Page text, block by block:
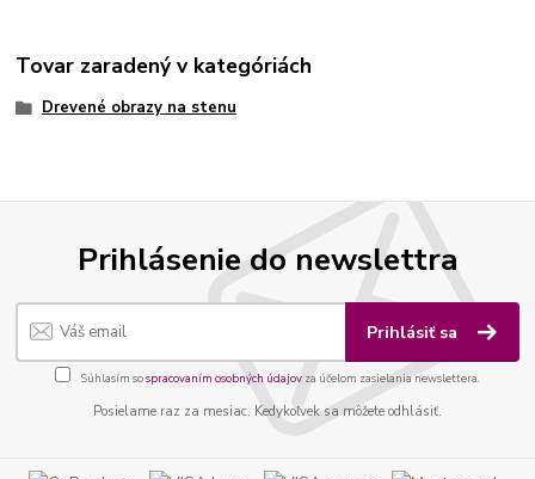
Tovar zaradený v kategóriách
Drevené obrazy na stenu
Prihlásenie do newslettra
Prihlásiť sa
Súhlasím sospracovaním osobných údajov za účelom zasielania newslettera.
Posielame raz za mesiac. Kedykoľvek sa môžete odhlásiť.